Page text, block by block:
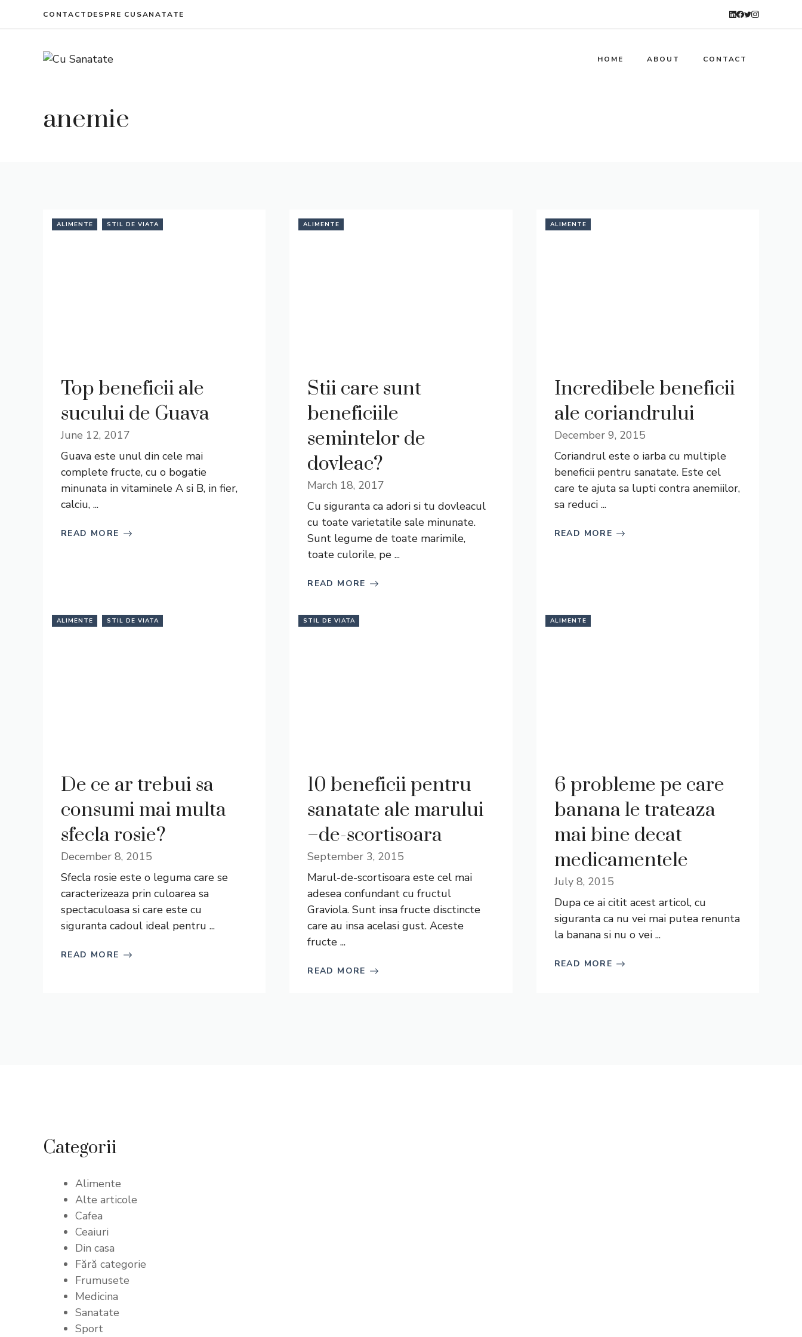
CONTACT DESPRE CUSANATATE
HOME ABOUT CONTACT
anemie
ALIMENTE STIL DE VIATA
Top beneficii ale
sucului de Guava
June 12, 2017
Guava este unul din cele mai
complete fructe, cu o bogatie
minunata in vitaminele A si B, in fier,
calciu, ...
READ MORE
ALIMENTE
Stii care sunt
beneficiile
semintelor de
dovleac?
March 18, 2017
Cu siguranta ca adori si tu dovleacul
cu toate varietatile sale minunate.
Sunt legume de toate marimile,
toate culorile, pe ...
READ MORE
ALIMENTE
Incredibele beneficii
ale coriandrului
December 9, 2015
Coriandrul este o iarba cu multiple
beneficii pentru sanatate. Este cel
care te ajuta sa lupti contra anemiilor,
sa reduci ...
READ MORE
ALIMENTE STIL DE VIATA
De ce ar trebui sa
consumi mai multa
sfecla rosie?
December 8, 2015
Sfecla rosie este o leguma care se
caracterizeaza prin culoarea sa
spectaculoasa si care este cu
siguranta cadoul ideal pentru ...
READ MORE
STIL DE VIATA
10 beneficii pentru
sanatate ale marului
–de-scortisoara
September 3, 2015
Marul-de-scortisoara este cel mai
adesea confundant cu fructul
Graviola. Sunt insa fructe disctincte
care au insa acelasi gust. Aceste
fructe ...
READ MORE
ALIMENTE
6 probleme pe care
banana le trateaza
mai bine decat
medicamentele
July 8, 2015
Dupa ce ai citit acest articol, cu
siguranta ca nu vei mai putea renunta
la banana si nu o vei ...
READ MORE
Categorii
Alimente
Alte articole
Cafea
Ceaiuri
Din casa
Fără categorie
Frumusete
Medicina
Sanatate
Sport